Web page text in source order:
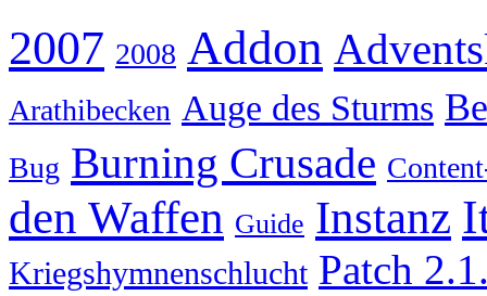
2007 2008 Addon
Arathibecken Auge des Sturms
Bug Burning Crusade
den Waffen Guide Instanz
Kriegshymnenschlucht Patch